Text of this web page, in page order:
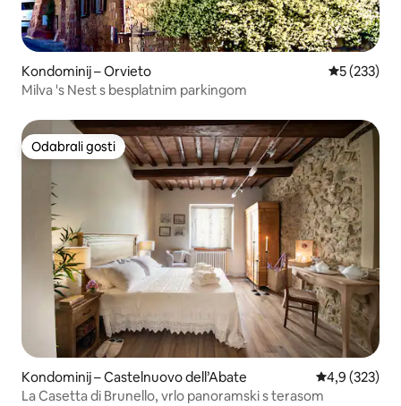
Kondominij – Orvieto Prosječna
5 (233)
Milva 's Nest s besplatnim parkingom
Odabrali gosti
Odabrali gosti
Kondominij – Castelnuovo dell’Abate Prosječna
4,9 (323)
La Casetta di Brunello, vrlo panoramski s terasom